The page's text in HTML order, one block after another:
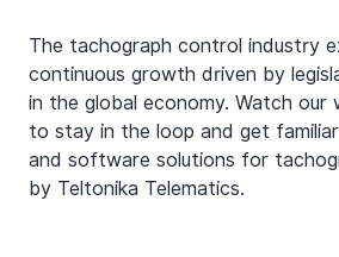
The tachograph control industry
continuous growth driven by
in the global economy. Watch our
to stay in the loop and get
and software solutions for
by Teltonika Telematics.